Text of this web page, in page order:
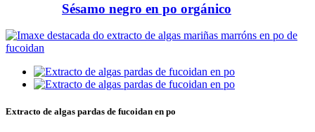
Sésamo negro en po orgánico
Extracto de algas pardas de fucoidan en po